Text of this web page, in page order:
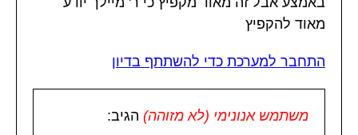
מאוד להקפיץ
התחבר למערכת כדי להשתתף בדיון
משתמש אנונימי (לא מזוהה) הגיב: